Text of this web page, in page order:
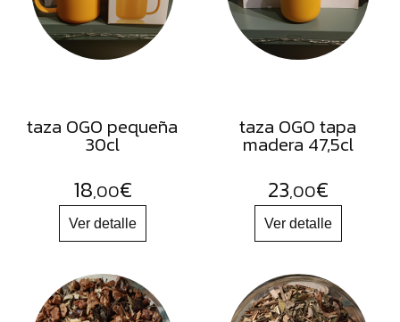
FRUTOS
SECOS
SAL
HARINAS
ACEITES
FLORES
PRODUCTOS
ACCESORIOS
ALIMENTOS
DESHIDRATADOS
taza OGO pequeña
30cl
18,00€
taza OGO tapa
madera 47,5cl
23,00€